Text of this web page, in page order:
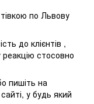
по Львову
до клієнтів ,
реакцію стосовно
пишіть на
у будь який